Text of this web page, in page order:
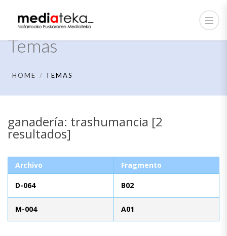
Temas
HOME TEMAS
ganadería: trashumancia [2
resultados]
Archivo Fragmento
D-064 B02
M-004 A01